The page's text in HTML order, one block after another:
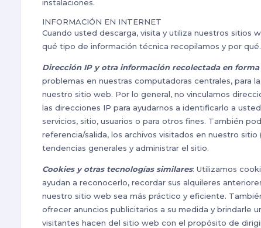
instalaciones.
INFORMACIÓN EN INTERNET
Cuando usted descarga, visita y utiliza nuestros sitios
qué tipo de información técnica recopilamos y por qué.
Dirección IP y otra información recolectada en
problemas en nuestras computadoras centrales, para
nuestro sitio web. Por lo general, no vinculamos
las direcciones IP para ayudarnos a identificarlo a
servicios, sitio, usuarios o para otros fines. También
referencia/salida, los archivos visitados en nuestro
tendencias generales y administrar el sitio.
Cookies y otras tecnologías similares: Utilizamos
ayudan a reconocerlo, recordar sus alquileres
nuestro sitio web sea más práctico y eficiente.
ofrecer anuncios publicitarios a su medida y brindarle
visitantes hacen del sitio web con el propósito de